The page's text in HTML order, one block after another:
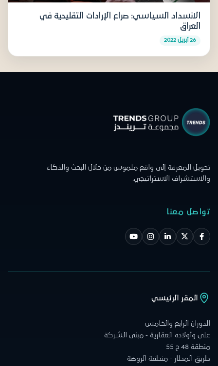
الانسداد السياسي: صراع الإرادات التقليدية في
العراق
26 أبريل 2022
تحويل المعرفة إلى واقع ملموس من خلال البحث والذكاء
والاستشراف الاستراتيجي.
تواصل معنا
المقر الرئيسي
الدوران الرابع والخامس
علي وأولاده العقارية - مبنى الشركة
منطقة 48 ج 55
طريق المطار - منطقة الروضة